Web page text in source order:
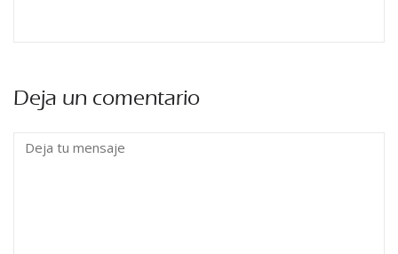
Deja un comentario